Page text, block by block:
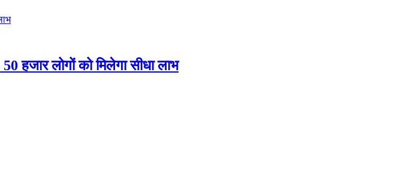
हजार लोगों को मिलेगा सीधा लाभ